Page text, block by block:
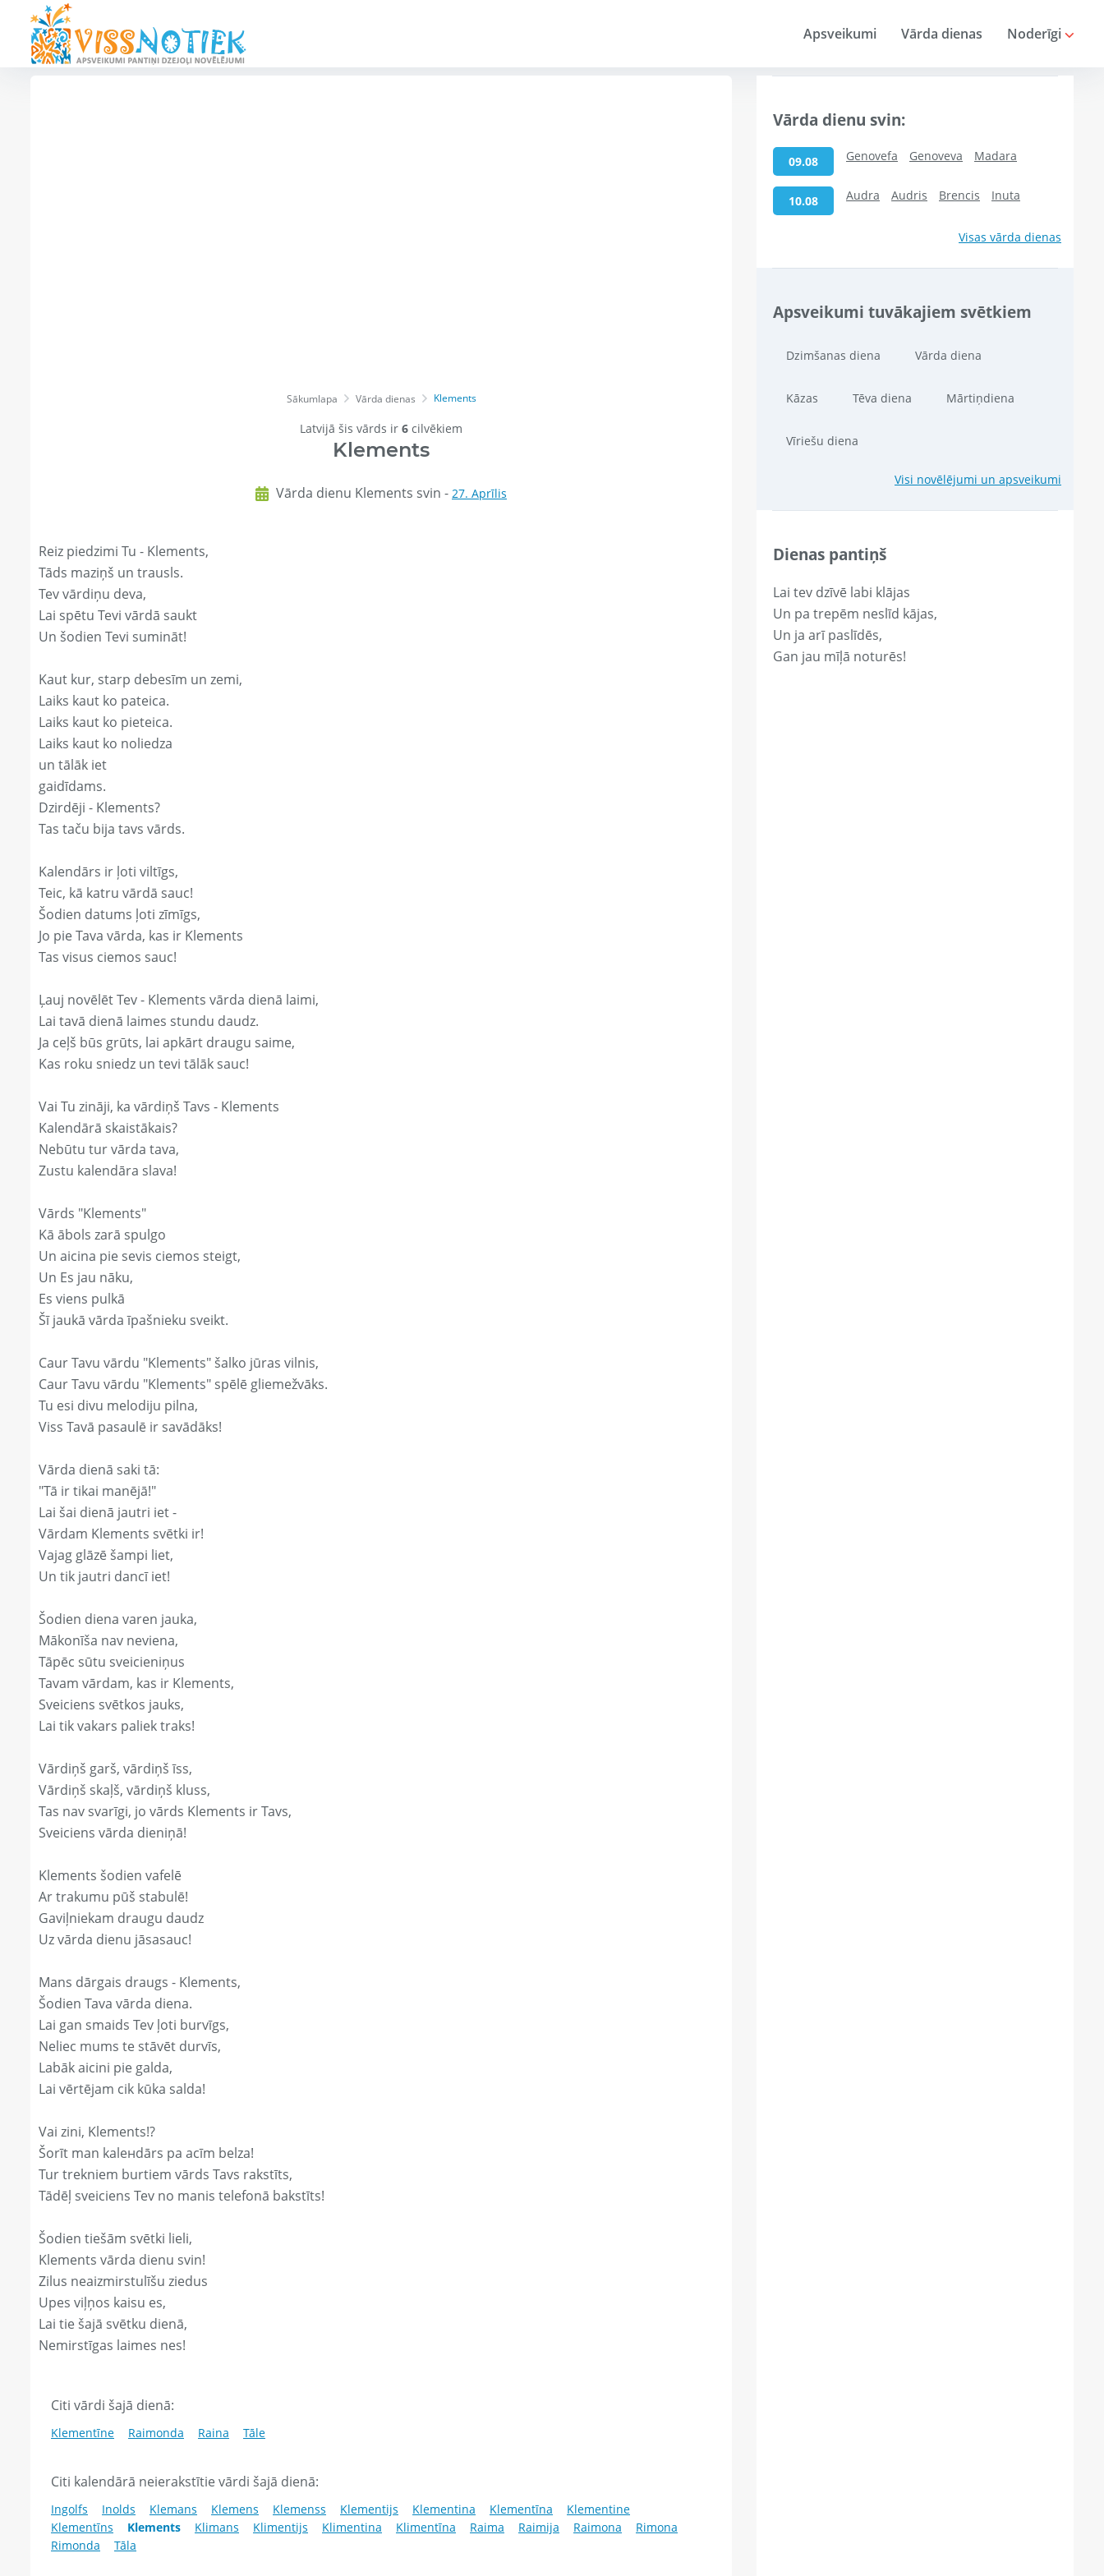
Apsveikumi Vārda dienas Noderīgi
Sākumlapa Vārda dienas Klements
Latvijā šis vārds ir 6 cilvēkiem
Klements
Vārda dienu Klements svin - 27. Aprīlis
Reiz piedzimi Tu - Klements,
Tāds maziņš un trausls.
Tev vārdiņu deva,
Lai spētu Tevi vārdā saukt
Un šodien Tevi sumināt!
Kaut kur, starp debesīm un zemi,
Laiks kaut ko pateica.
Laiks kaut ko pieteica.
Laiks kaut ko noliedza
un tālāk iet
gaidīdams.
Dzirdēji - Klements?
Tas taču bija tavs vārds.
Kalendārs ir ļoti viltīgs,
Teic, kā katru vārdā sauc!
Šodien datums ļoti zīmīgs,
Jo pie Tava vārda, kas ir Klements
Tas visus ciemos sauc!
Ļauj novēlēt Tev - Klements vārda dienā laimi,
Lai tavā dienā laimes stundu daudz.
Ja ceļš būs grūts, lai apkārt draugu saime,
Kas roku sniedz un tevi tālāk sauc!
Vai Tu zināji, ka vārdiņš Tavs - Klements
Kalendārā skaistākais?
Nebūtu tur vārda tava,
Zustu kalendāra slava!
Vārds "Klements"
Kā ābols zarā spulgo
Un aicina pie sevis ciemos steigt,
Un Es jau nāku,
Es viens pulkā
Šī jaukā vārda īpašnieku sveikt.
Caur Tavu vārdu "Klements" šalko jūras vilnis,
Caur Tavu vārdu "Klements" spēlē gliemežvāks.
Tu esi divu melodiju pilna,
Viss Tavā pasaulē ir savādāks!
Vārda dienā saki tā:
"Tā ir tikai manējā!"
Lai šai dienā jautri iet -
Vārdam Klements svētki ir!
Vajag glāzē šampi liet,
Un tik jautri dancī iet!
Šodien diena varen jauka,
Mākonīša nav neviena,
Tāpēc sūtu sveicieniņus
Tavam vārdam, kas ir Klements,
Sveiciens svētkos jauks,
Lai tik vakars paliek traks!
Vārdiņš garš, vārdiņš īss,
Vārdiņš skaļš, vārdiņš kluss,
Tas nav svarīgi, jo vārds Klements ir Tavs,
Sveiciens vārda dieniņā!
Klements šodien vafelē
Ar trakumu pūš stabulē!
Gaviļniekam draugu daudz
Uz vārda dienu jāsasauc!
Mans dārgais draugs - Klements,
Šodien Tava vārda diena.
Lai gan smaids Tev ļoti burvīgs,
Neliec mums te stāvēt durvīs,
Labāk aicini pie galda,
Lai vērtējam cik kūka salda!
Vai zini, Klements!?
Šorīt man kaleнdārs pa acīm belza!
Tur trekniem burtiem vārds Tavs rakstīts,
Tādēļ sveiciens Tev no manis telefonā bakstīts!
Šodien tiešām svētki lieli,
Klements vārda dienu svin!
Zilus neaizmirstulīšu ziedus
Upes viļņos kaisu es,
Lai tie šajā svētku dienā,
Nemirstīgas laimes nes!
Citi vārdi šajā dienā:
Klementīne Raimonda Raina Tāle
Citi kalendārā neierakstītie vārdi šajā dienā:
Ingolfs Inolds Klemans Klemens Klemenss Klementijs Klementina Klementīna
Klementine
Klementīns
Klements Klimans Klimentijs Klimentina Klimentīna Raima Raimija Raimona
Rimona
Rimonda
Tāla
Vārda dienu svin:
09.08 Genovefa Genoveva Madara
10.08 Audra Audris Brencis Inuta
Visas vārda dienas
Apsveikumi tuvākajiem svētkiem
Dzimšanas diena Vārda diena
Kāzas Tēva diena Mārtiņdiena
Vīriešu diena
Visi novēlējumi un apsveikumi
Dienas pantiņš
Lai tev dzīvē labi klājas
Un pa trepēm neslīd kājas,
Un ja arī paslīdēs,
Gan jau mīļā noturēs!